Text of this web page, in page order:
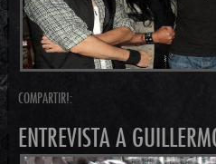
COMPARTIR!:
ENTREVISTA A